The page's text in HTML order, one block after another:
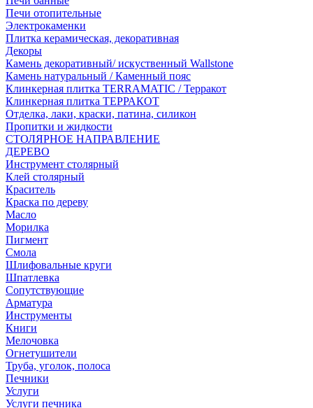
Печи отопительные
Электрокаменки
Плитка керамическая, декоративная
Декоры
Камень декоративный/ искуственный Wallstone
Камень натуральный / Каменный пояс
Клинкерная плитка TERRAMATIC / Терракот
Клинкерная плитка ТЕРРАКОТ
Отделка, лаки, краски, патина, силикон
Пропитки и жидкости
СТОЛЯРНОЕ НАПРАВЛЕНИЕ
ДЕРЕВО
Инструмент столярный
Клей столярный
Краситель
Краска по дереву
Масло
Морилка
Пигмент
Смола
Шлифовальные круги
Шпатлевка
Сопутствующие
Арматура
Инструменты
Книги
Мелочовка
Огнетушители
Труба, уголок, полоса
Печники
Услуги
Услуги печника